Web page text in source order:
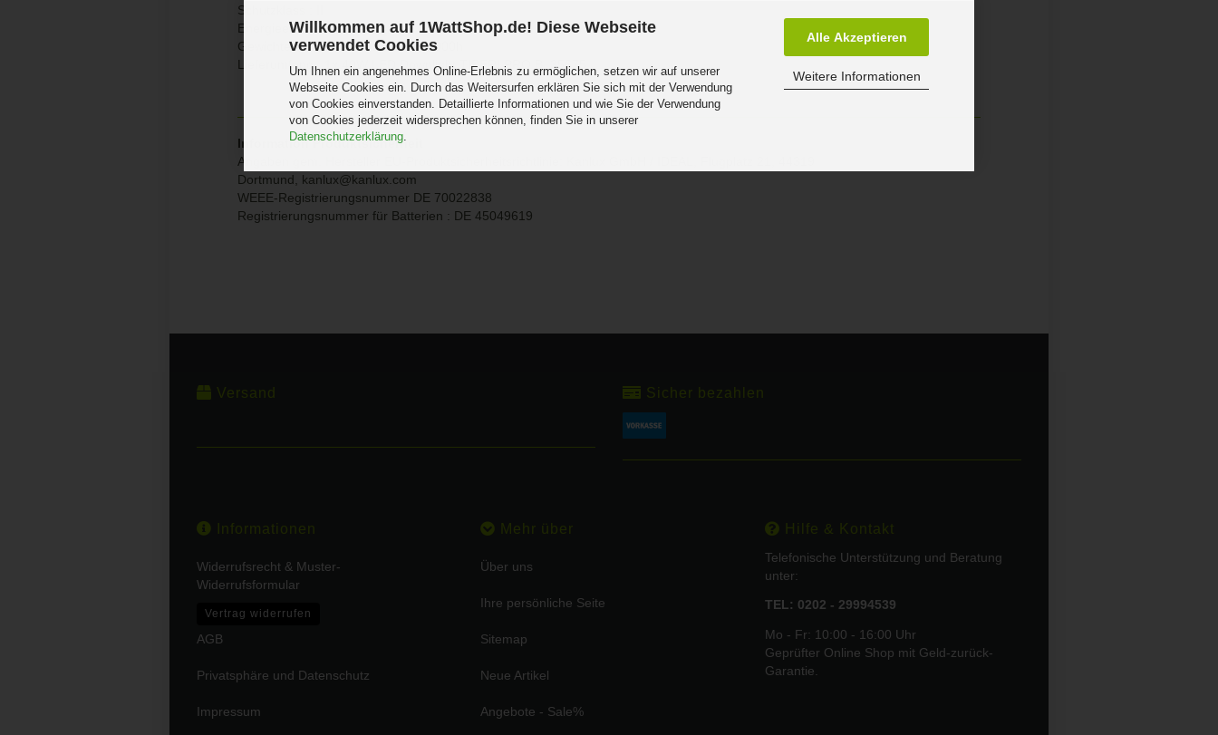
Willkommen auf 1WattShop.de! Diese Webseite
verwendet Cookies
Um Ihnen ein angenehmes Online-Erlebnis zu ermöglichen, setzen wir auf unserer
Webseite Cookies ein. Durch das Weitersurfen erklären Sie sich mit der Verwendung
von Cookies einverstanden. Detaillierte Informationen und wie Sie der Verwendung
von Cookies jederzeit widersprechen können, finden Sie in unserer
Datenschutzerklärung.
Alle Akzeptieren
Weitere Informationen
Schutzklass : II
Energieeffizienzklasse : E
Gewichteter Verbrauch : 33 kWh/1000h
Lieferumfang : 1x 40W LED Downlight TIBERI PRO B, 35675
Information Produktsicherheit
Angaben gem. Hersteller EU-Produktsicherheitsrichtlinie:
Dortmund, kanlux@kanlux.com
WEEE-Registrierungsnummer DE 70022838
Registrierungsnummer für Batterien : DE 45049619
Versand Sicher bezahlen
Informationen
Widerrufsrecht & Muster-
Widerrufsformular
Vertrag widerrufen
AGB
Privatsphäre und Datenschutz
Impressum
Mehr über
Über uns
Ihre persönliche Seite
Sitemap
Neue Artikel
Angebote - Sale%
Hilfe & Kontakt
Telefonische Unterstützung und Beratung
unter:
TEL: 0202 - 29994539
Mo - Fr: 10:00 - 16:00 Uhr
Geprüfter Online Shop mit Geld-zurück-
Garantie.